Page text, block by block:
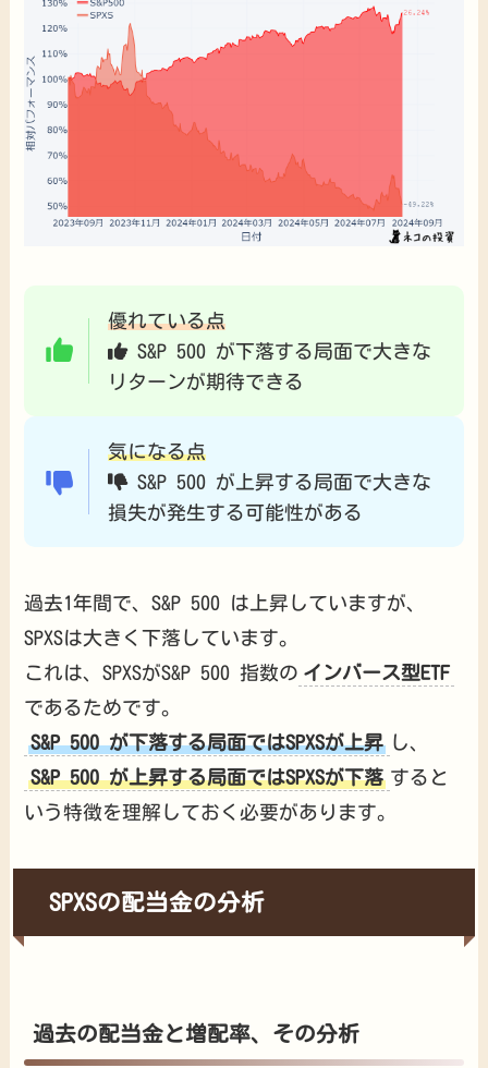
優れている点
S&P 500 が下落する局面で大きな
リターンが期待できる
気になる点
S&P 500 が上昇する局面で大きな
損失が発生する可能性がある
過去1年間で、S&P 500 は上昇していますが、
SPXSは大きく下落しています。
これは、SPXSがS&P 500 指数の インバース型ETF
であるためです。
S&P 500 が下落する局面ではSPXSが上昇 し、
S&P 500 が上昇する局面ではSPXSが下落 すると
いう特徴を理解しておく必要があります。
SPXSの配当金の分析
過去の配当金と増配率、その分析